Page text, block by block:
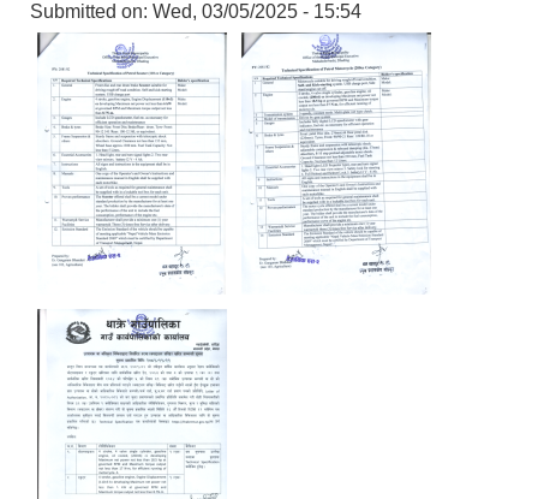
Submitted on: Wed, 03/05/2025 - 15:54